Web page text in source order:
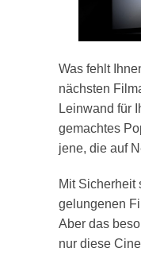
Was fehlt
nächsten
Leinwand für
gemachtes
jene, die auf
Mit Sicherheit
gelungenen
Aber das
nur diese